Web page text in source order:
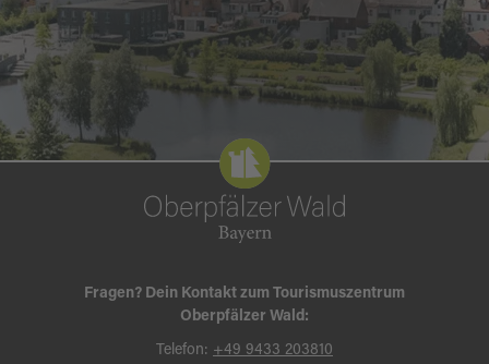
Fragen? Dein Kontakt zum Tourismuszentrum
Oberpfälzer Wald:
Telefon: +49 9433 203810